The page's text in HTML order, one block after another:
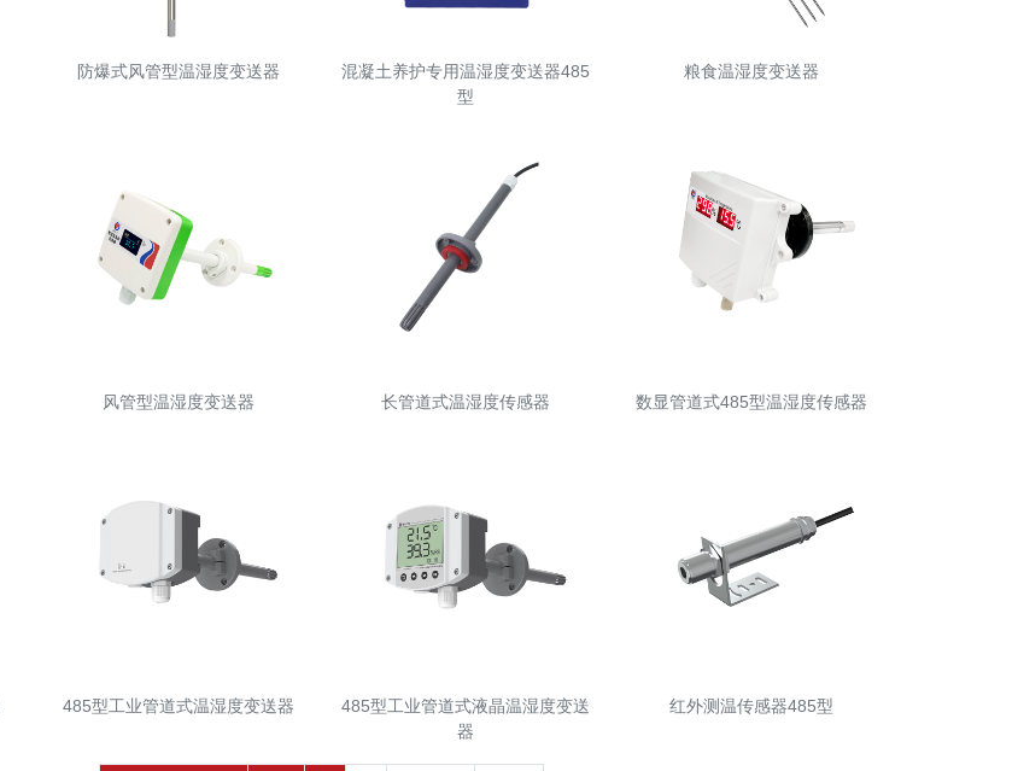
防爆式风管型温湿度变送器
混凝土养护专用温湿度变送器485
型
粮食温湿度变送器
风管型温湿度变送器 长管道式温湿度传感器 数显管道式485型温湿度传感器
485型工业管道式温湿度变送器
485型工业管道式液晶温湿度变送
器
红外测温传感器485型